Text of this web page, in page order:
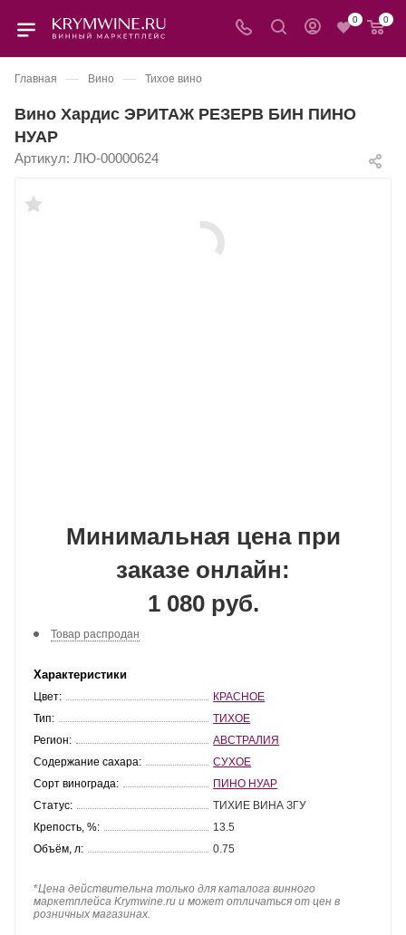
0 0
Главная — Вино — Тихое вино
Вино Хардис ЭРИТАЖ РЕЗЕРВ БИН ПИНО
НУАР
Артикул: ЛЮ-00000624
Минимальная цена при
заказе онлайн:
1 080 руб.
Товар распродан
Характеристики
Цвет:
КРАСНОЕ
Тип:
ТИХОЕ
Регион:
АВСТРАЛИЯ
Содержание сахара:
СУХОЕ
Сорт винограда:
ПИНО НУАР
Статус:
ТИХИЕ ВИНА ЗГУ
Крепость, %:
13.5
Объём, л:
0.75
*Цена действительна только для каталога винного
маркетплейса Krymwine.ru и может отличаться от цен в
розничных магазинах.